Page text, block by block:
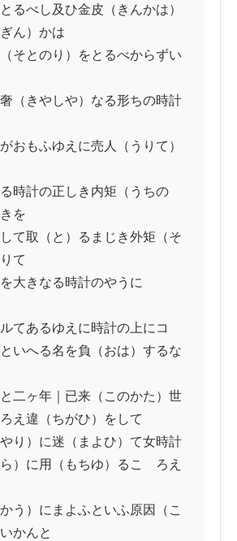
るべし及ひ金皮（きんかは）
ん）かは
そとのり）をとるべからずい
（きやしや）なる形ちの時計
おもふゆえに売人（うりて）
時計の正しき内矩（うちの
を
て取（と）るまじき外矩（そ
て
大きなる時計のやうに
てあるゆえに時計の上にコ
いへる名を負（おは）するな
二ヶ年｜已来（このかた）世
え違（ちがひ）をして
り）に迷（まよひ）て女時計
）に用（もちゆ）るこゝろえ
う）にまよふといふ原因（こ
かんと